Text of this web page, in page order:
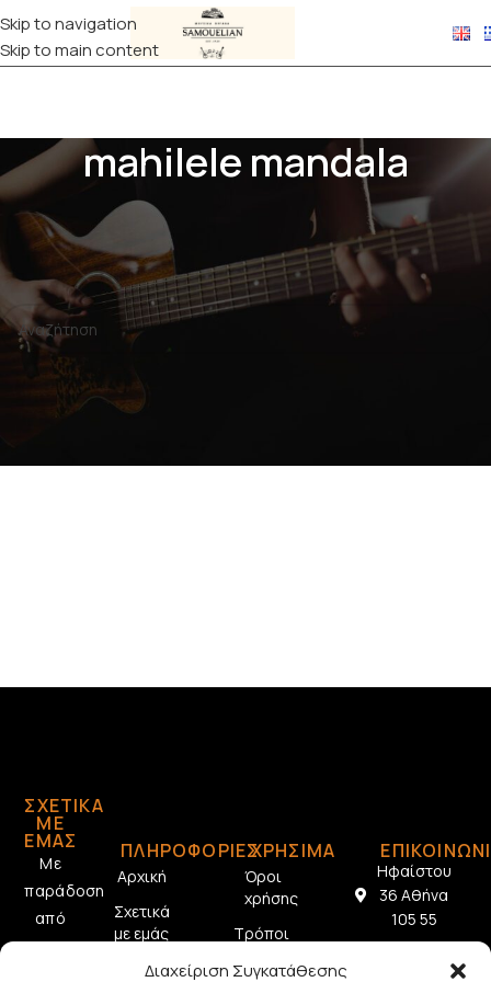
Διαχείριση Συγκατάθεσης
Skip to navigation
Skip to main content
mahilele mandala
Αρχική σελίδα Προϊόντα με ετικέτα “mahilele mandala”
Δεν βρέθηκε κανένα προϊόν που να ταιριάζει με την επιλογή
ΣΧΕΤΙΚΆ
ΜΕ
ΕΜΆΣ
Με
παράδοση
από
το
ΠΛΗΡΟΦΟΡΙΕΣ
Αρχική
Σχετικά
με εμάς
Επικοινωνία
ΧΡΗΣΙΜΑ
Όροι
χρήσης
Τρόποι
Ηφαίστου
36 Αθήνα
105 55